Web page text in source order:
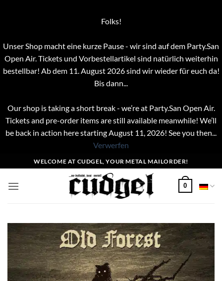
Folks!
Unser Shop macht eine kurze Pause - wir sind auf dem Party.San
Open Air. Tickets und Vorbestellartikel sind natürlich weiterhin
bestellbar! Ab dem 11. August 2026 sind wir wieder für euch da!
Bis dann...
Our shop is taking a short break - we’re at Party.San Open Air.
Tickets and pre-order items are still available meanwhile! We’ll
be back in action here starting August 11, 2026! See you then...
Verwerfen
Inhalt
springen
WELCOME AT CUDGEL, YOUR METAL MAILORDER!
0